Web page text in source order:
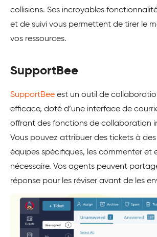
collisions. Ses incroyables
et de suivi vous permettent de tirer le
vos ressources.
SupportBee
SupportBee est un outil de
efficace, doté d’une interface de
offrant des fonctions de collaboration
Vous pouvez attribuer des tickets à
équipes spécifiques, les commenter et
nécessaire. Vos agents peuvent
réponse pour les réviser avant de les